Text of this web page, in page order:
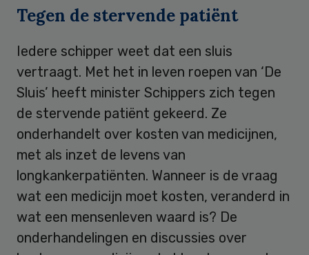
Tegen de stervende patiënt
Iedere schipper weet dat een sluis
vertraagt. Met het in leven roepen van ‘De
Sluis’ heeft minister Schippers zich tegen
de stervende patiënt gekeerd. Ze
onderhandelt over kosten van medicijnen,
met als inzet de levens van
longkankerpatiënten. Wanneer is de vraag
wat een medicijn moet kosten, veranderd in
wat een mensenleven waard is? De
onderhandelingen en discussies over